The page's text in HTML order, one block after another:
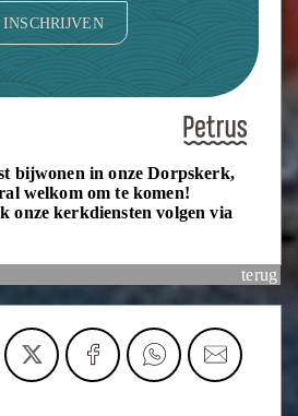
INSCHRIJVEN
bijwonen in onze Dorpskerk,
welkom om te komen!
onze kerkdiensten volgen via
terug